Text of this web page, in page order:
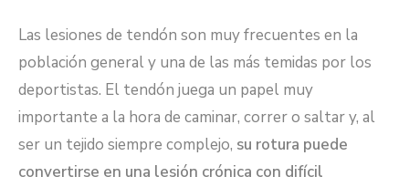
Las lesiones de tendón son muy frecuentes en la
población general y una de las más temidas por los
deportistas. El tendón juega un papel muy
importante a la hora de caminar, correr o saltar y, al
ser un tejido siempre complejo, su rotura puede
convertirse en una lesión crónica con difícil